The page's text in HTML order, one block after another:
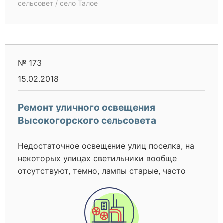
количество электроэнергии, установлены
более 20 лет назад, часто выходят из строя,
сельсовет / село Талое
№ 173
15.02.2018
Ремонт уличного освещения
Высокогорского сельсовета
Недостаточное освещение улиц поселка, на
некоторых улицах светильники вообще
отсутствуют, темно, лампы старые, часто
возможно возникновения угрозы здоровью и
жизни учащихся и жителей поселка, особенно
в осенний период (выход медведей к